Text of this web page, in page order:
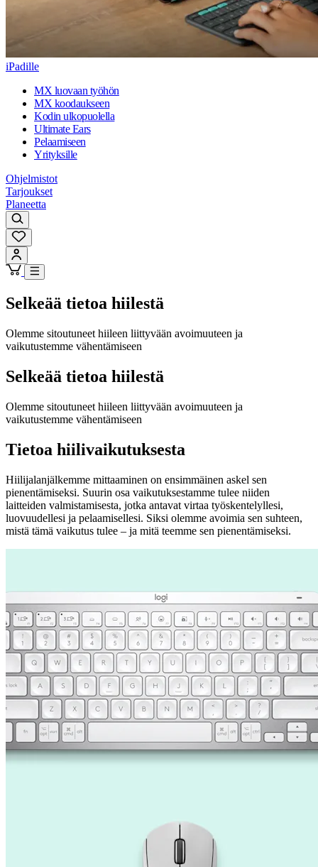
iPadille
MX luovaan työhön
MX koodaukseen
Kodin ulkopuolella
Ultimate Ears
Pelaamiseen
Yrityksille
Ohjelmistot
Tarjoukset
Planeetta
Selkeää tietoa hiilestä
Olemme sitoutuneet hiileen liittyvään avoimuuteen ja
vaikutustemme vähentämiseen
Selkeää tietoa hiilestä
Olemme sitoutuneet hiileen liittyvään avoimuuteen ja
vaikutustemme vähentämiseen
Tietoa hiilivaikutuksesta
Hiilijalanjälkemme mittaaminen on ensimmäinen askel sen
pienentämiseksi. Suurin osa vaikutuksestamme tulee niiden
laitteiden valmistamisesta, jotka antavat virtaa työskentelyllesi,
luovuudellesi ja pelaamisellesi. Siksi olemme avoimia sen suhteen,
mistä tämä vaikutus tulee – ja mitä teemme sen pienentämiseksi.